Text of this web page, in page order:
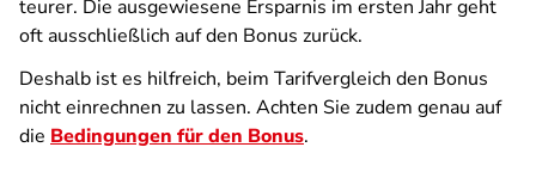
teurer. Die ausgewiesene Ersparnis im ersten Jahr geht
oft ausschließlich auf den Bonus zurück.
Deshalb ist es hilfreich, beim Tarifvergleich den Bonus
nicht einrechnen zu lassen. Achten Sie zudem genau auf
die Bedingungen für den Bonus.